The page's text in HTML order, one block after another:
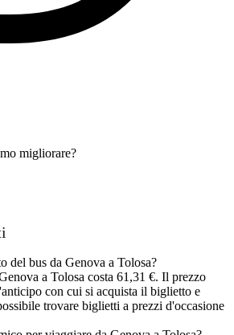
migliorare?
del bus da Genova a Tolosa?
a Tolosa costa 61,31 €. Il prezzo
con cui si acquista il biglietto e
trovare biglietti a prezzi d'occasione